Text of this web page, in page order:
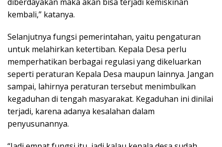
kembali,” katanya.
Selanjutnya fungsi pemerintahan, yaitu pengaturan
untuk melahirkan ketertiban. Kepala Desa perlu
memperhatikan berbagai regulasi yang dikeluarkan
seperti peraturan Kepala Desa maupun lainnya. Jangan
sampai, lahirnya peraturan tersebut menimbulkan
kegaduhan di tengah masyarakat. Kegaduhan ini dinilai
terjadi, karena adanya kesalahan dalam
penyusunannya.